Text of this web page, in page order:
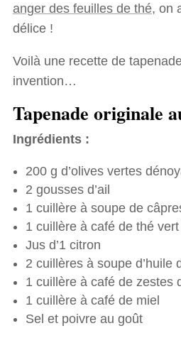
anger des feuilles de thé, on
délice !
Voilà une recette de
invention…
Tapenade originale
Ingrédients :
200 g d’olives vertes
2 gousses d’ail
1 cuillère à soupe de
1 cuillère à café de thé
Jus d’1 citron
2 cuillères à soupe d’huile
1 cuillère à café de zestes
1 cuillère à café de miel
Sel et poivre au goût